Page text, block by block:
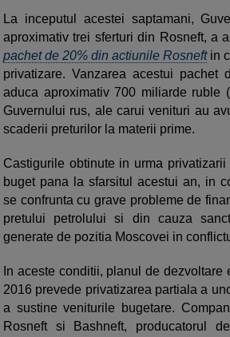
La inceputul acestei saptamani,
aproximativ trei sferturi din Rosneft, a
pachet de 20% din actiunile Rosneftin
privatizare. Vanzarea acestui pachet
aduca aproximativ 700 miliarde ruble
Guvernului rus, ale carui venituri au
scaderii preturilor la materii prime.
Castigurile obtinute in urma
buget pana la sfarsitul acestui an, in
se confrunta cu grave probleme de
pretului petrolului si din cauza
generate de pozitia Moscovei in
In aceste conditii, planul de dezvoltare
2016 prevede privatizarea partiala a
a sustine veniturile bugetare.
Rosneft si Bashneft, producatorul